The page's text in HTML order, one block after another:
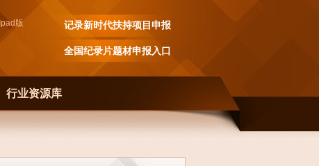
Ipad 版 记录新时代扶持项目申报
全国纪录片题材申报入口
行业资源库